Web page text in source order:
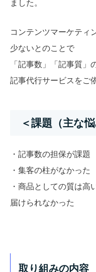
ました。
コンテンツマーケティ
少ないとのことで
「記事数」「記事質」
記事代行サービスをご
＜課題（主な
・記事数の担保が課題
・集客の柱がなかった
・商品としての質は高
届けられなかった
取り組みの内容